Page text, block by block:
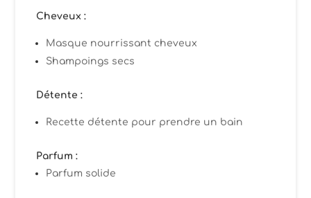
Cheveux :
Masque nourrissant cheveux
Shampoings secs
Détente :
Recette détente pour prendre un bain
Parfum :
Parfum solide